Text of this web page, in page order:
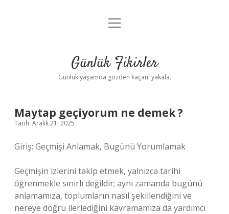
Anasayfa
Yasal Uyarı
menüyü
Günlük Fikirler
Günlük yaşamda gözden kaçanı yakala.
Maytap geçiyorum ne demek ?
Tarih: Aralık 21, 2025
Giriş: Geçmişi Anlamak, Bugünü Yorumlamak
Geçmişin izlerini takip etmek, yalnızca tarihi
öğrenmekle sınırlı değildir; aynı zamanda bugünü
anlamamıza, toplumların nasıl şekillendiğini ve
nereye doğru ilerlediğini kavramamıza da yardımcı